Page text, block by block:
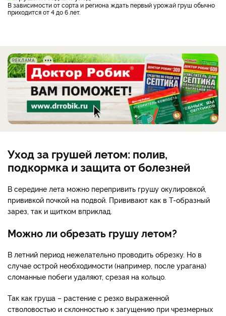
В зависимости от сорта и региона ждать первый урожай груш обычно
приходится от 4 до 6 лет.
РЕКЛАМА
Уход за грушей летом: полив,
подкормка и защита от болезней
В середине лета можно перепривить грушу окулировкой,
прививкой почкой на подвой. Прививают как в Т-образный
зарез, так и щитком вприклад.
Можно ли обрезать грушу летом?
В летний период нежелательно проводить обрезку. Но в
случае острой необходимости (например, после урагана)
сломанные побеги удаляют, срезая на кольцо.
Так как груша – растение с резко выраженной
стволовостью и склонностью к загущению при чрезмерных